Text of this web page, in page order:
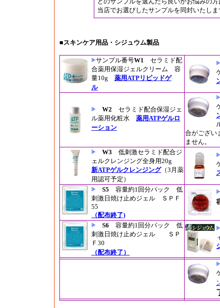
当店でお選びしたサンプルを同封いたしま
■スキンケア用品・シジュウム製品
サンプル番号W1
セラミド配
合薬用保湿ジェルクリーム 容
量10g 薬用ATPリピッドゲ
ル
W2 セラミド配合保湿ジェ
ル薬用化粧水 薬用ATPゲルロ
ーション
合がござい
ません。
W3 低刺激セラミド配合ジ
ェルクレンジング全身用20g
新ATPゲルクレンジング（3月薬
用認可予定）
S5 容量約1回分パック 低
刺激日焼け止めジェル ＳＰＦ
55
（配布終了)
S6 容量約1回分パック 低
刺激日焼け止めジェル ＳＰ
Ｆ30
（配布終了）